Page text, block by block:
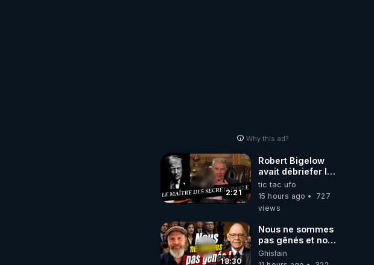
Why this ad?
2:21
Robert Bigelow
avait débriefer le
pédophile
génocidaire de
donald j trump
tic tac ufo
15 hours ago
727
views
18:30
Nous ne sommes
pas gênés et nous
n’avons pas
besoin de nous
Ghislain